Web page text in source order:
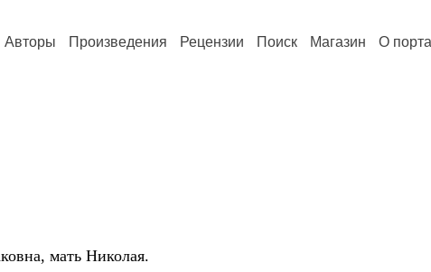
Авторы Произведения Рецензии Поиск Магазин О
мать Николая.